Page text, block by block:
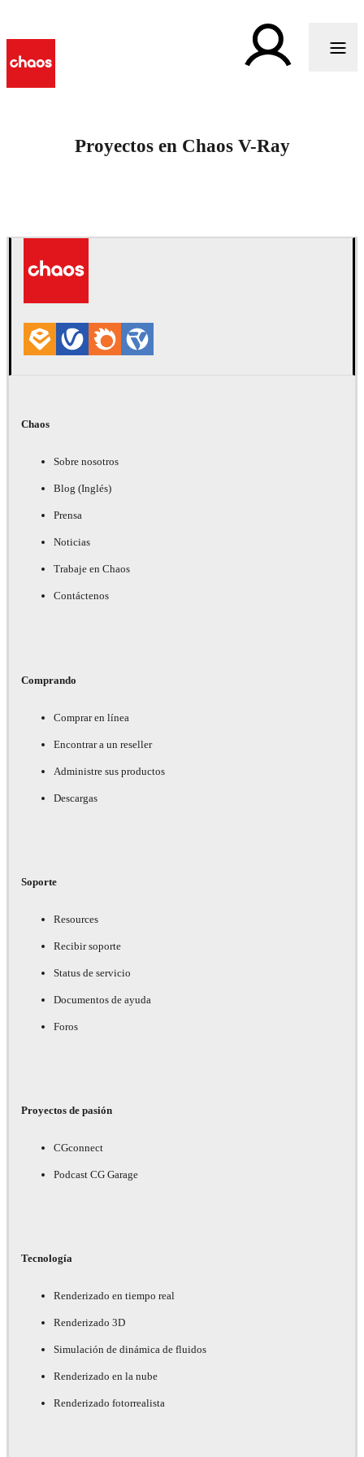
Proyectos en Chaos V-Ray
Chaos
Sobre nosotros
Blog (Inglés)
Prensa
Noticias
Trabaje en Chaos
Contáctenos
Comprando
Comprar en línea
Encontrar a un reseller
Administre sus productos
Descargas
Soporte
Resources
Recibir soporte
Status de servicio
Documentos de ayuda
Foros
Proyectos de pasión
CGconnect
Podcast CG Garage
Tecnología
Renderizado en tiempo real
Renderizado 3D
Simulación de dinámica de fluidos
Renderizado en la nube
Renderizado fotorrealista